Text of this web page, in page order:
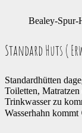
Bealey-Spur-
Standard Huts (
Standardhütten
Toiletten,
Trinkwasser zu
Wasserhahn